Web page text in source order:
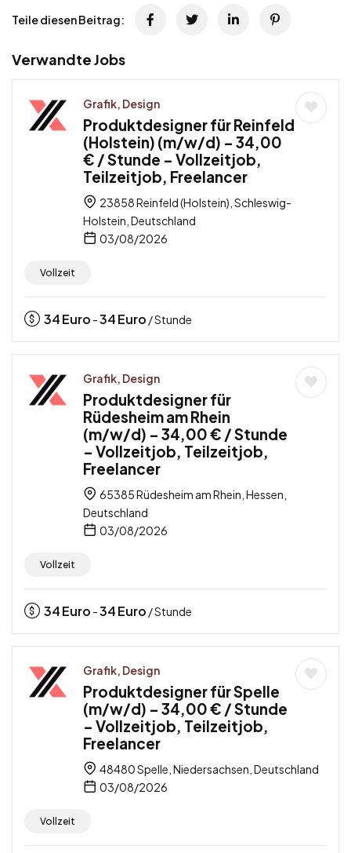
Teile diesen Beitrag:
Verwandte Jobs
Grafik, Design
Produktdesigner für Reinfeld
(Holstein) (m/w/d) – 34,00
€ / Stunde – Vollzeitjob,
Teilzeitjob, Freelancer
23858 Reinfeld (Holstein), Schleswig-
Holstein, Deutschland
03/08/2026
Vollzeit
34Euro -34Euro / Stunde
Grafik, Design
Produktdesigner für
Rüdesheim am Rhein
(m/w/d) – 34,00 € / Stunde
– Vollzeitjob, Teilzeitjob,
Freelancer
65385 Rüdesheim am Rhein, Hessen,
Deutschland
03/08/2026
Vollzeit
34Euro -34Euro / Stunde
Grafik, Design
Produktdesigner für Spelle
(m/w/d) – 34,00 € / Stunde
– Vollzeitjob, Teilzeitjob,
Freelancer
48480 Spelle, Niedersachsen, Deutschland
03/08/2026
Vollzeit